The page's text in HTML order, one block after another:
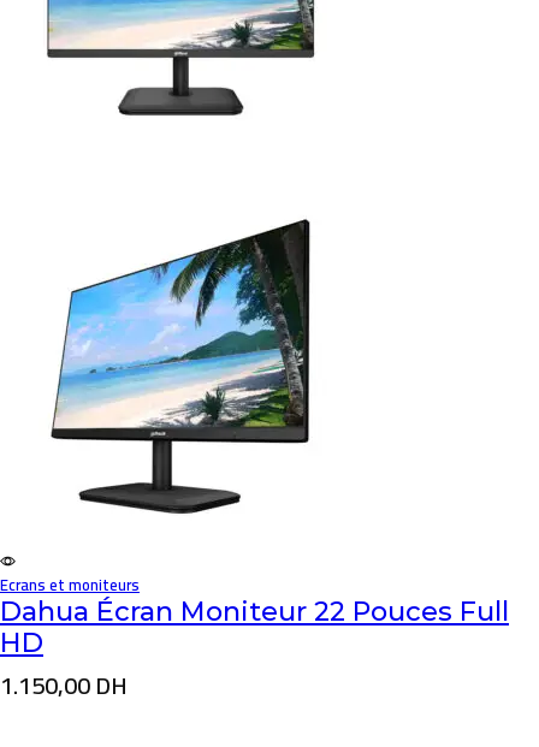
Ecrans et moniteurs
Dahua Écran Moniteur 22 Pouces Full
HD
1.150,00DH